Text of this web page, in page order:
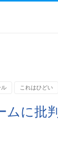
ル これはひどい
に批判